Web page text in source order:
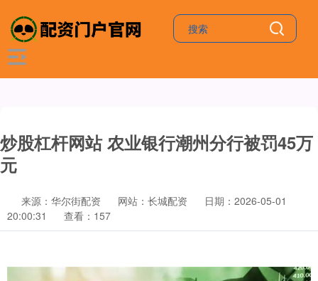
炒股杠杆网站 农业银行潮州分行被罚45万
元
来源：华尔街配资 网站：长城配资
日期：2026-05-01
20:00:31
查看：157